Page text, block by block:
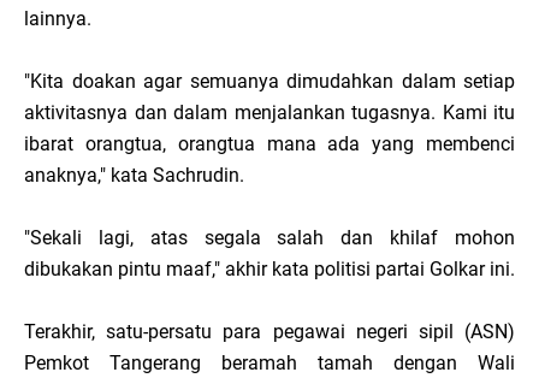
lainnya.
"Kita doakan agar semuanya dimudahkan dalam setiap
aktivitasnya dan dalam menjalankan tugasnya. Kami itu
ibarat orangtua, orangtua mana ada yang membenci
anaknya," kata Sachrudin.
"Sekali lagi, atas segala salah dan khilaf mohon
dibukakan pintu maaf," akhir kata politisi partai Golkar ini.
Terakhir, satu-persatu para pegawai negeri sipil (ASN)
Pemkot Tangerang beramah tamah dengan Wali